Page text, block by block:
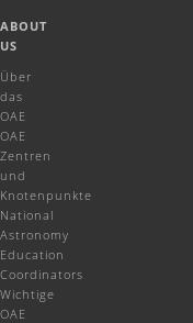
ABOUT
US
Über
das
OAE
OAE
Zentren
und
Knotenpunkte
National
Astronomy
Education
Coordinators
Wichtige
OAE